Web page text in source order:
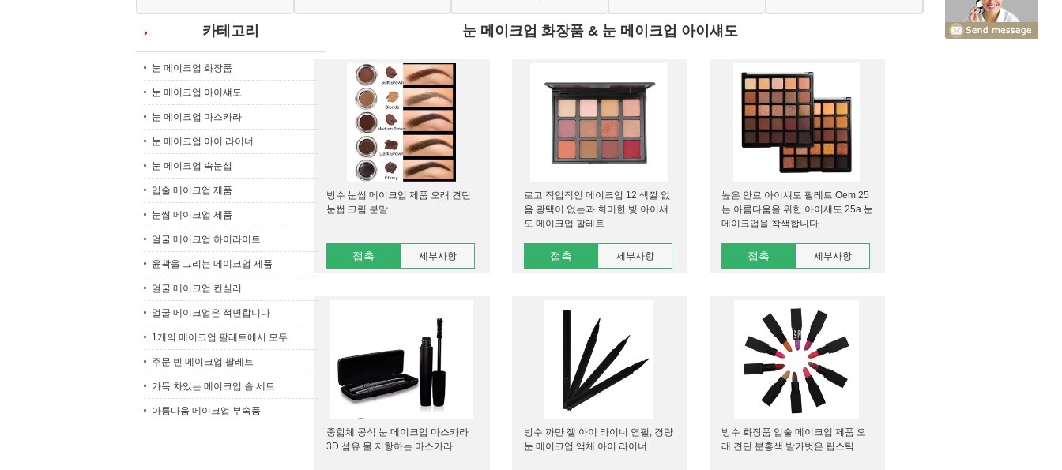
카테고리
눈 메이크업 화장품
눈 메이크업 아이섀도
눈 메이크업 마스카라
눈 메이크업 아이 라이너
눈 메이크업 속눈섭
입술 메이크업 제품
눈썹 메이크업 제품
얼굴 메이크업 하이라이트
윤곽을 그리는 메이크업 제품
얼굴 메이크업 컨실러
얼굴 메이크업은 적면합니다
1개의 메이크업 팔레트에서 모두
주문 빈 메이크업 팔레트
가득 차있는 메이크업 솔 세트
아름다움 메이크업 부속품
눈 메이크업 화장품 & 눈 메이크업 아이섀도
방수 눈썹 메이크업 제품 오래 견딘
눈썹 크림 분말
접촉 세부사항
로고 직업적인 메이크업 12 색깔 없
음 광택이 없는과 희미한 빛 아이섀
도 메이크업 팔레트
접촉 세부사항
높은 안료 아이섀도 팔레트 Oem 25
는 아름다움을 위한 아이섀도 25a 눈
메이크업을 착색합니다
접촉 세부사항
중합체 공식 눈 메이크업 마스카라
3D 섬유 물 저항하는 마스카라
방수 까만 젤 아이 라이너 연필, 경량
눈 메이크업 액체 아이 라이너
방수 화장품 입술 메이크업 제품 오
래 견딘 분홍색 발가벗은 립스틱